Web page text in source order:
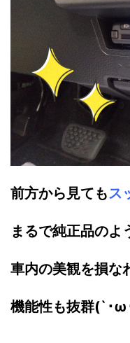
前方から見てもス
まるで純正品のよ
車内の美観を損な
機能性も抜群(`･ω